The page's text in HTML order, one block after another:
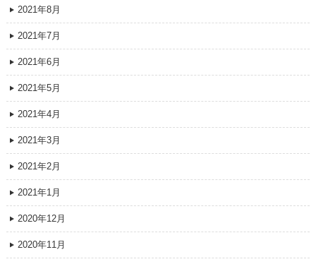
2021年8月
2021年7月
2021年6月
2021年5月
2021年4月
2021年3月
2021年2月
2021年1月
2020年12月
2020年11月